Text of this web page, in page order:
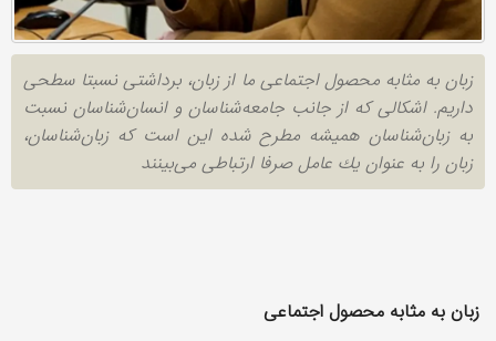
زبان به مثابه محصول اجتماعی ما از زبان، برداشتی نسبتا سطحی
داریم. اشكالی كه از جانب جامعه‌شناسان و انسان‌شناسان نسبت
به زبان‌شناسان همیشه مطرح شده این است كه زبان‌شناسان،
زبان را به عنوان یك عامل صرفا ارتباطی می‌بینند
زبان به مثابه محصول اجتماعی